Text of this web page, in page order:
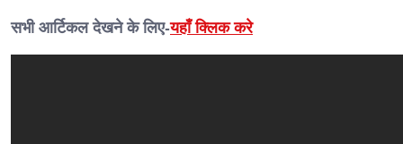
सभी आर्टिकल देखने के लिए-यहाँ क्लिक करे